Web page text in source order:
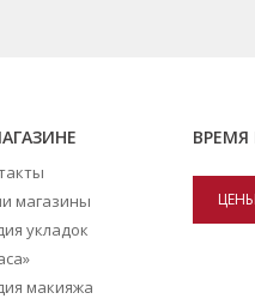
магазины
укладок
макияжа
ВРЕМЯ